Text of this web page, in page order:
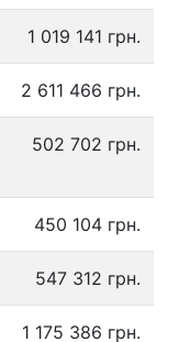
1 019 141 грн.
2 611 466 грн.
502 702 грн.
450 104 грн.
547 312 грн.
1 175 386 грн.